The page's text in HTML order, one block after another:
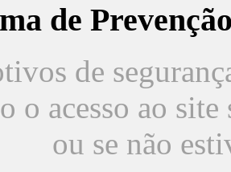
de
de
o acesso ao
ou se não